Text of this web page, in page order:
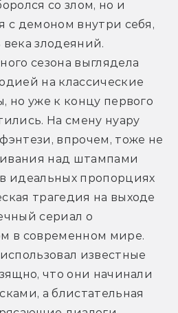
со злом, но и
с демоном внутри себя,
злодеяний.
сезона выглядела
на классические
но уже к концу первого
На смену нуару
впрочем, тоже не
над штампами
идеальных пропорциях
трагедия на выходе
сериал о
в современном мире.
известные
что они начинали
а блистательная